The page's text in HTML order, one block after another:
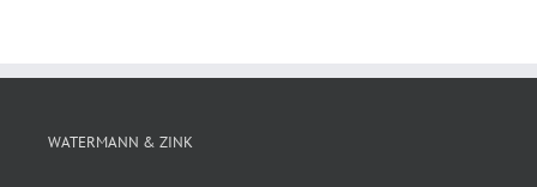
WATERMANN & ZINK